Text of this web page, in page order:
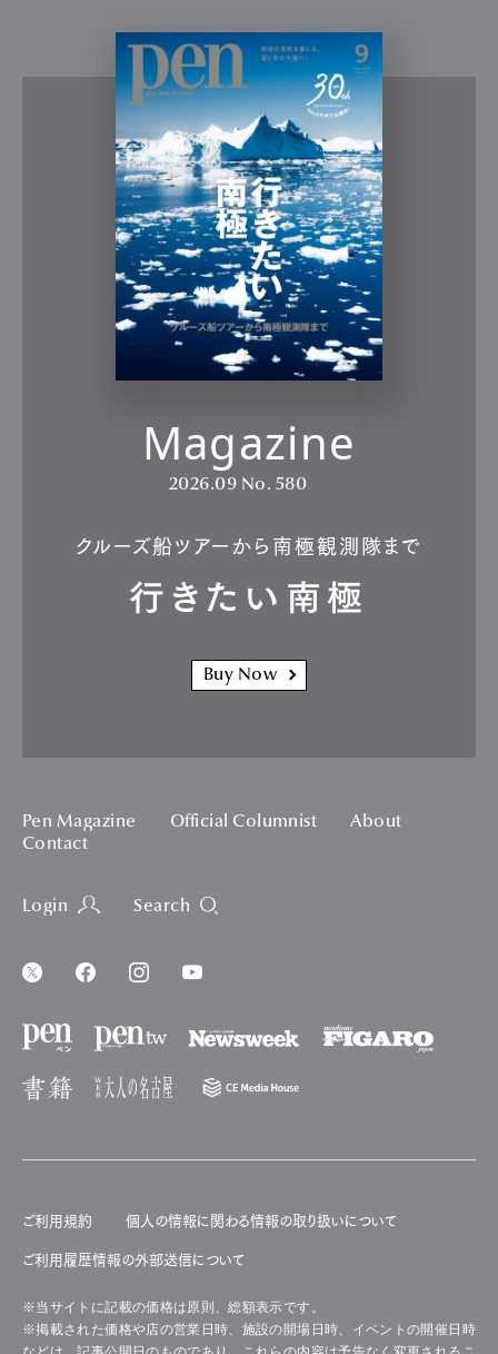
Magazine
2026.09 No. 580
クルーズ船ツアーから南極観測隊まで
行きたい南極
Buy Now
Pen Magazine Official Columnist
About
Contact
Login Search
ご利用規約 個人の情報に関わる情報の取り扱いについて
ご利用履歴情報の外部送信について
※当サイトに記載の価格は原則、総額表示です。
※掲載された価格や店の営業日時、施設の開場日時、イベントの開催日時